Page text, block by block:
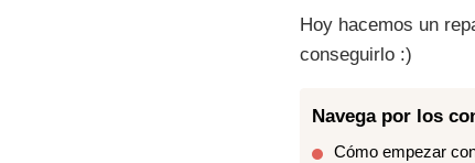
Hoy hacemos un
conseguirlo :)
Navega por los
Cómo empezar